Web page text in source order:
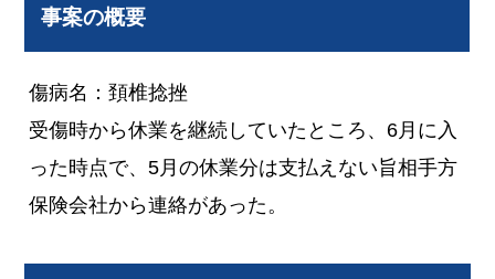
事案の概要
傷病名：頚椎捻挫
受傷時から休業を継続していたところ、6月に入
った時点で、5月の休業分は支払えない旨相手方
保険会社から連絡があった。